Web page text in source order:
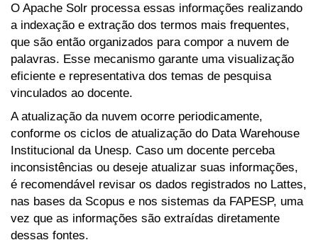
O Apache Solr processa essas informações realizando
a indexação e extração dos termos mais frequentes,
que são então organizados para compor a nuvem de
palavras. Esse mecanismo garante uma visualização
eficiente e representativa dos temas de pesquisa
vinculados ao docente.
A atualização da nuvem ocorre periodicamente,
conforme os ciclos de atualização do Data Warehouse
Institucional da Unesp. Caso um docente perceba
inconsistências ou deseje atualizar suas informações,
é recomendável revisar os dados registrados no Lattes,
nas bases da Scopus e nos sistemas da FAPESP, uma
vez que as informações são extraídas diretamente
dessas fontes.